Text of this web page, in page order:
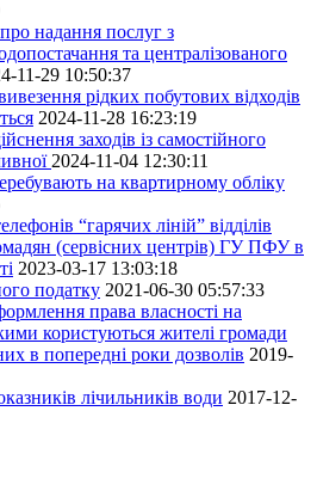
надання послуг з
та централізованого
11-29 10:50:37
рідких побутових відходів
2024-11-28 16:23:19
заходів із самостійного
2024-11-04 12:30:11
на квартирному обліку
“гарячих ліній” відділів
(сервісних центрів) ГУ ПФУ в
2023-03-17 13:03:18
податку 2021-06-30 05:57:33
права власності на
користуються жителі громади
в попередні роки дозволів 2019-
лічильників води 2017-12-